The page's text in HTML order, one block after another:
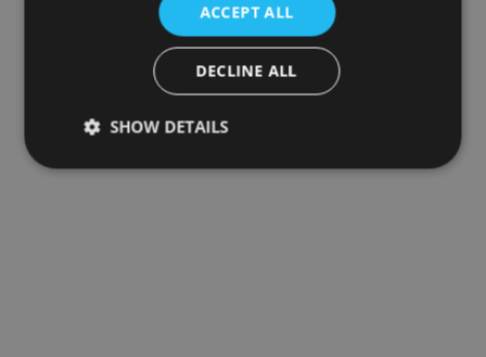
ACCEPT ALL
DECLINE ALL
SHOW DETAILS